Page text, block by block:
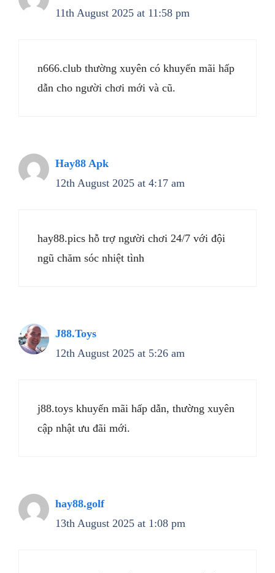
11th August 2025 at 11:58 pm
n666.club thường xuyên có khuyến mãi hấp
dẫn cho người chơi mới và cũ.
Hay88 Apk
12th August 2025 at 4:17 am
hay88.pics hỗ trợ người chơi 24/7 với đội
ngũ chăm sóc nhiệt tình
J88.Toys
12th August 2025 at 5:26 am
j88.toys khuyến mãi hấp dẫn, thường xuyên
cập nhật ưu đãi mới.
hay88.golf
13th August 2025 at 1:08 pm